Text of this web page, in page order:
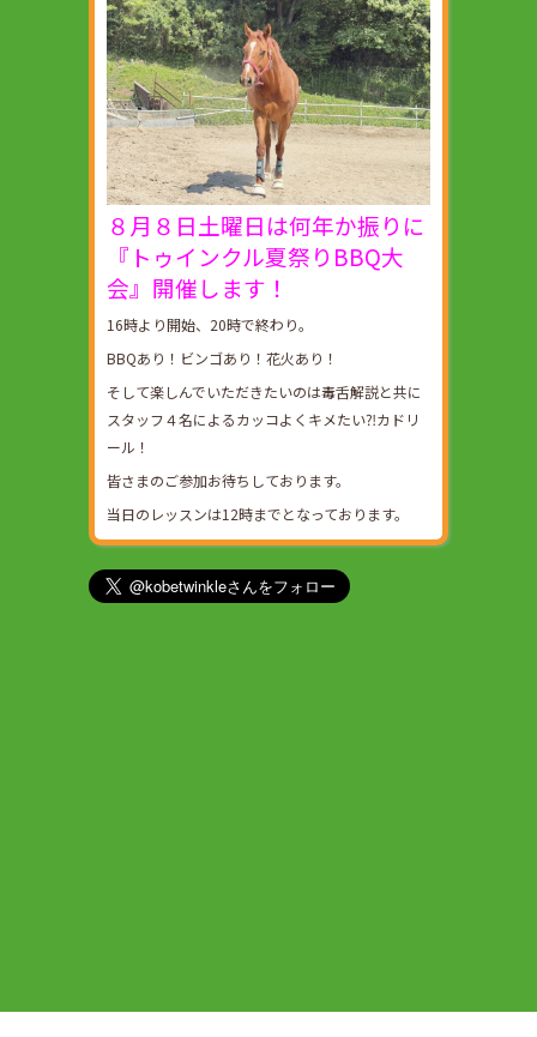
８月８日土曜日は何年か振りに
『トゥインクル夏祭りBBQ大
会』開催します！
16時より開始、20時で終わり。
BBQあり！ビンゴあり！花火あり！
そして楽しんでいただきたいのは毒舌解説と共に
スタッフ４名によるカッコよくキメたい⁈カドリ
ール！
皆さまのご参加お待ちしております。
当日のレッスンは12時までとなっております。